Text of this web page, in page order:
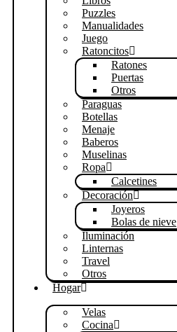
Puzzles
Manualidades
Juego
Ratoncitos
Ratones
Puertas
Otros
Paraguas
Botellas
Menaje
Baberos
Muselinas
Ropa
Calcetines
Decoración
Joyeros
Bolas de nieve
Iluminación
Linternas
Travel
Otros
Hogar
Velas
Cocina